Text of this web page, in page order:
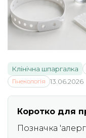
Клінічна шпаргалка
Гінекологія
13.06.2026
Коротко для
Позначка